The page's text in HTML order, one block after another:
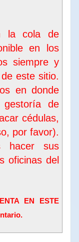
la cola de
en los
siempre y
este sitio.
en donde
de
cédulas,
por favor).
hacer sus
oficinas del
EN ESTE